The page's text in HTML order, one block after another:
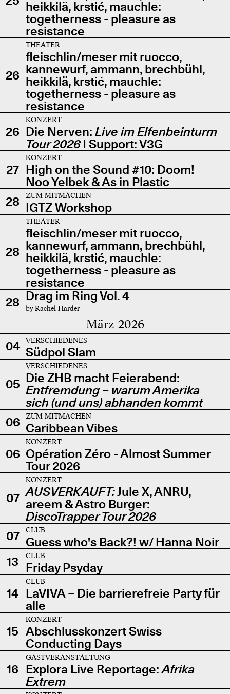
heikkilä, krstić, mauchle:
togetherness - pleasure as
resistance
26
THEATER
fleischlin/meser mit ruocco,
kannewurf, ammann, brechbühl,
heikkilä, krstić, mauchle:
togetherness - pleasure as
resistance
26
KONZERT
Die Nerven: Live im Elfenbeinturm
Tour 2026| Support: V3G
27
KONZERT
High on the Sound #10: Doom!
Noo Yelbek & As in Plastic
28
ZUM MITMACHEN
IGTZ Workshop
28
THEATER
fleischlin/meser mit ruocco,
kannewurf, ammann, brechbühl,
heikkilä, krstić, mauchle:
togetherness - pleasure as
resistance
28 Drag im Ring Vol. 4
by Rachel Harder
März 2026
04 VERSCHIEDENES
Südpol Slam
05
VERSCHIEDENES
Die ZHB macht Feierabend:
Entfremdung – warum Amerika
sich (und uns) abhanden kommt
06
ZUM MITMACHEN
Caribbean Vibes
06
KONZERT
Opération Zéro - Almost Summer
Tour 2026
07
KONZERT
AUSVERKAUFT:Jule X, ANRU,
areem & Astro Burger:
DiscoTrapper Tour 2026
07
CLUB
Guess who's Back?! w/ Hanna Noir
13
CLUB
Friday Psyday
14
CLUB
LaVIVA – Die barrierefreie Party für
alle
15
KONZERT
Abschlusskonzert Swiss
Conducting Days
16
GASTVERANSTALTUNG
Explora Live Reportage:Afrika
Extrem